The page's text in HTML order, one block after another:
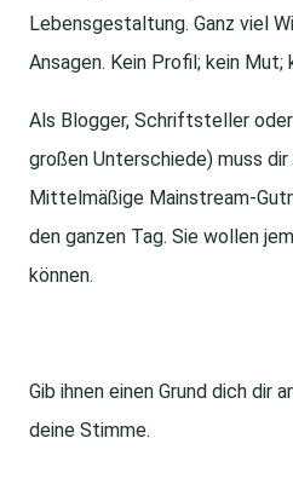
Lebensgestaltung. Ganz viel
Ansagen. Kein Profil; kein Mut;
Als Blogger, Schriftsteller
großen Unterschiede) muss dir
Mittelmäßige Mainstream-
den ganzen Tag. Sie wollen
können.
Gib ihnen einen Grund dich dir
deine Stimme.